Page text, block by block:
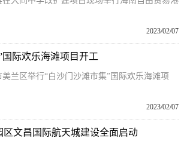
2023/02/07
国际欢乐海滩项目开工
兰区举行“白沙门沙滩市集”国际欢乐海滩项
2023/02/07
区文昌国际航天城建设全面启动